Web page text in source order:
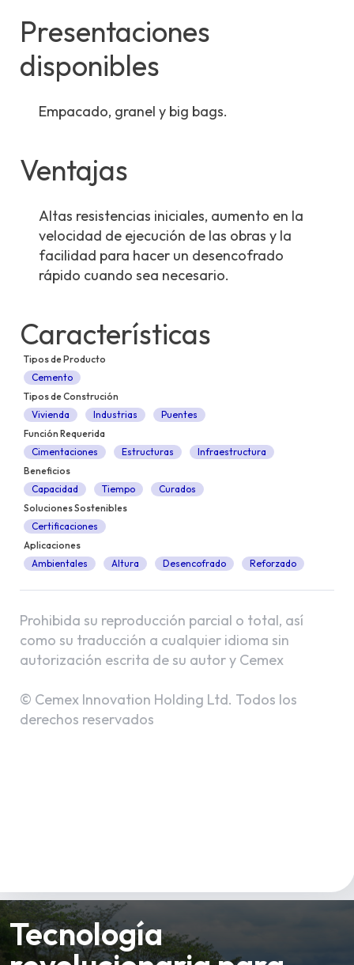
Presentaciones
disponibles
Empacado, granel y big bags.
Ventajas
Altas resistencias iniciales, aumento en la
velocidad de ejecución de las obras y la
facilidad para hacer un desencofrado
rápido cuando sea necesario.
Características
Tipos de Producto
Cemento
Tipos de Construción
Vivienda
Industrias
Puentes
Función Requerida
Cimentaciones
Estructuras
Infraestructura
Beneficios
Capacidad
Tiempo
Curados
Soluciones Sostenibles
Certificaciones
Aplicaciones
Ambientales
Altura Desencofrado Reforzado
Prohibida su reproducción parcial o total, así
como su traducción a cualquier idioma sin
autorización escrita de su autor y Cemex
© Cemex Innovation Holding Ltd. Todos los
derechos reservados
Tecnología